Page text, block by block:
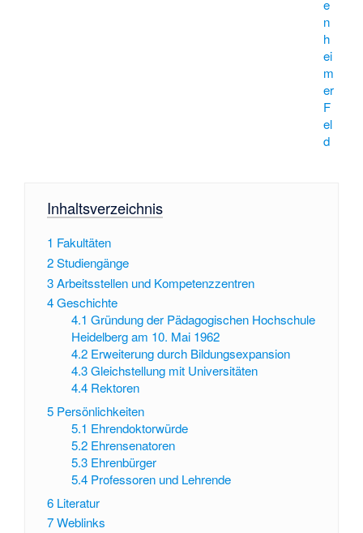
e
n
h
ei
m
er
F
el
d
Inhaltsverzeichnis
1 Fakultäten
2Studiengänge
3Arbeitsstellen und Kompetenzzentren
4Geschichte
4.1 Gründung der Pädagogischen Hochschule
Heidelberg am 10. Mai 1962
4.2 Erweiterung durch Bildungsexpansion
4.3 Gleichstellung mit Universitäten
4.4 Rektoren
5 Persönlichkeiten
5.1 Ehrendoktorwürde
5.2 Ehrensenatoren
5.3 Ehrenbürger
5.4 Professoren und Lehrende
6 Literatur
7Weblinks